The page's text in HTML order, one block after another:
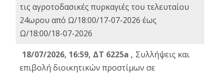
τις αγροτοδασικές πυρκαγιές του τελευταίου
24ωρου από Ω/18:00/17-07-2026 έως
Ω/18:00/18-07-2026
18/07/2026, 16:59, ΔT 6225a , Συλλήψεις και
επιβολή διοικητικών προστίμων σε